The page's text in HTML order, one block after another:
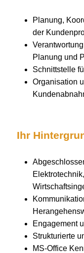
Planung,
der
Planung und
Schnittstelle
Organisation
Ihr
Engagement
Strukturierte
MS-Office